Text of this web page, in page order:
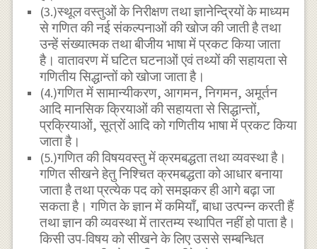
(3.)स्थूल वस्तुओं के निरीक्षण तथा ज्ञानेन्द्रियों के माध्यम
से गणित की नई संकल्पनाओं की खोज की जाती है तथा
उन्हें संख्यात्मक तथा बीजीय भाषा में प्रकट किया जाता
है। वातावरण में घटित घटनाओं एवं तथ्यों की सहायता से
गणितीय सिद्धान्तों को खोजा जाता है।
(4.)गणित में सामान्यीकरण, आगमन, निगमन, अमूर्तन
आदि मानसिक क्रियाओं की सहायता से सिद्धान्तों,
प्रक्रियाओं, सूत्रों आदि को गणितीय भाषा में प्रकट किया
जाता है।
(5.)गणित की विषयवस्तु में क्रमबद्धता तथा व्यवस्था है।
गणित सीखने हेतु निश्चित क्रमबद्धता को आधार बनाया
जाता है तथा प्रत्येक पद को समझकर ही आगे बढ़ा जा
सकता है। गणित के ज्ञान में कमियाँ, बाधा उत्पन्न करती हैं
तथा ज्ञान की व्यवस्था में तारतम्य स्थापित नहीं हो पाता है।
किसी उप-विषय को सीखने के लिए उससे सम्बन्धित